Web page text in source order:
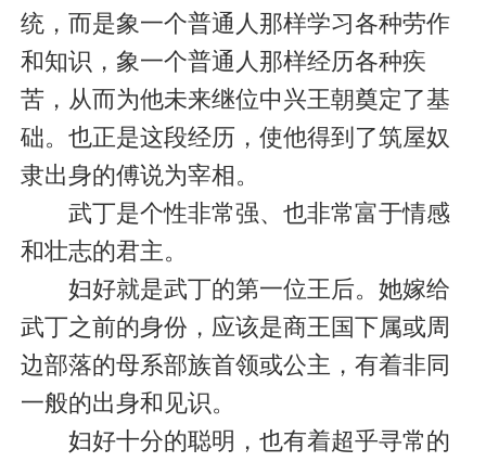
统，而是象一个普通人那样学习各种劳作
和知识，象一个普通人那样经历各种疾
苦，从而为他未来继位中兴王朝奠定了基
础。也正是这段经历，使他得到了筑屋奴
隶出身的傅说为宰相。
武丁是个性非常强、也非常富于情感
和壮志的君主。
妇好就是武丁的第一位王后。她嫁给
武丁之前的身份，应该是商王国下属或周
边部落的母系部族首领或公主，有着非同
一般的出身和见识。
妇好十分的聪明，也有着超乎寻常的